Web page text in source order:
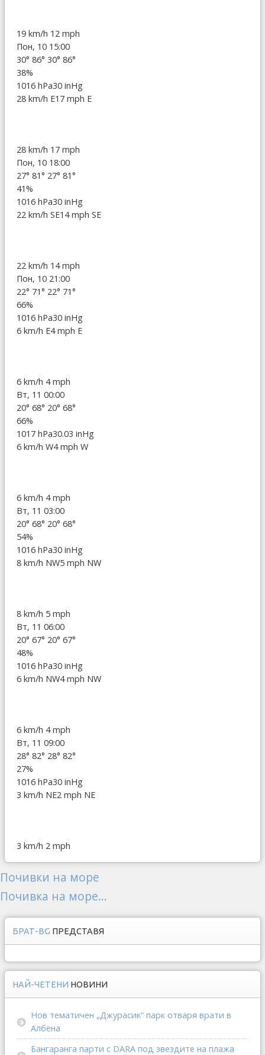
19 km/h 12 mph
Пон, 10 15:00
30° 86° 30° 86°
38%
1016 hPa30 inHg
28 km/h E17 mph E
28 km/h 17 mph
Пон, 10 18:00
27° 81° 27° 81°
41%
1016 hPa30 inHg
22 km/h SE14 mph SE
22 km/h 14 mph
Пон, 10 21:00
22° 71° 22° 71°
66%
1016 hPa30 inHg
6 km/h E4 mph E
6 km/h 4 mph
Вт, 11 00:00
20° 68° 20° 68°
66%
1017 hPa30.03 inHg
6 km/h W4 mph W
6 km/h 4 mph
Вт, 11 03:00
20° 68° 20° 68°
54%
1016 hPa30 inHg
8 km/h NW5 mph NW
8 km/h 5 mph
Вт, 11 06:00
20° 67° 20° 67°
48%
1016 hPa30 inHg
6 km/h NW4 mph NW
6 km/h 4 mph
Вт, 11 09:00
28° 82° 28° 82°
27%
1016 hPa30 inHg
3 km/h NE2 mph NE
3 km/h 2 mph
Почивки на море
Почивка на море...
БРАТ-BG ПРЕДСТАВЯ
НАЙ-ЧЕТЕНИ НОВИНИ
Нов тематичен „Джурасик“ парк отваря врати в
Албена
Бангаранга парти с DARA под звездите на плажа